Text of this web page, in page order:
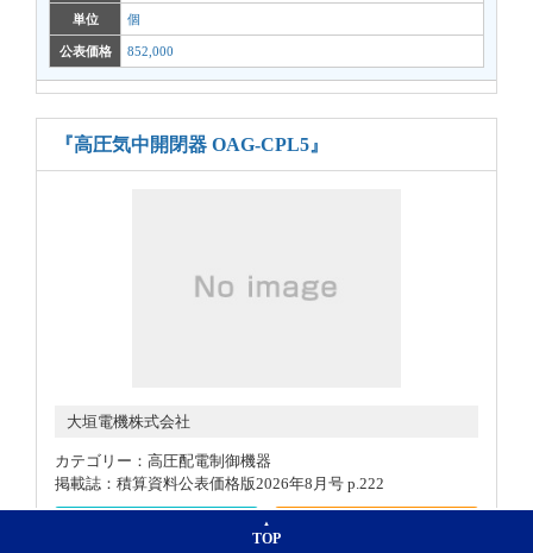
単位 個
公表価格 852,000
『高圧気中開閉器 OAG-CPL5』
大垣電機株式会社
カテゴリー：高圧配電制御機器
掲載誌：積算資料公表価格版2026年8月号 p.222
TOP